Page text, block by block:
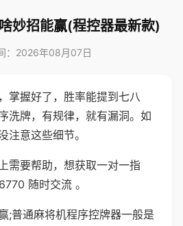
妙招能赢(程控器最新款)
：2026年08月07日
掌握好了，胜率能提到七八
洗牌，有规律，就有漏洞。如
注意这些细节。
需要帮助，想获取一对一指
随时交流 。
;普通麻将机程序控牌器一般是